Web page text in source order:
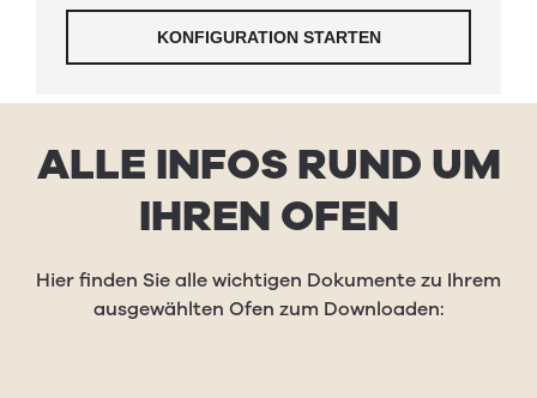
ALLE INFOS RUND UM
IHREN OFEN
Hier finden Sie alle wichtigen Dokumente zu Ihrem
ausgewählten Ofen zum Downloaden: